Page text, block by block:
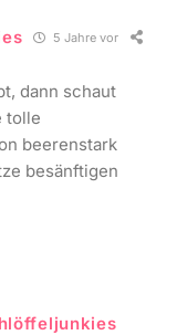
5 Jahre vor
dann schaut
tolle
beerenstark
besänftigen